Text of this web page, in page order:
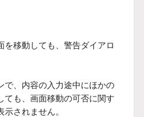
を移動しても、警告ダイアロ
で、内容の入力途中にほかの
ても、画面移動の可否に関す
されません。